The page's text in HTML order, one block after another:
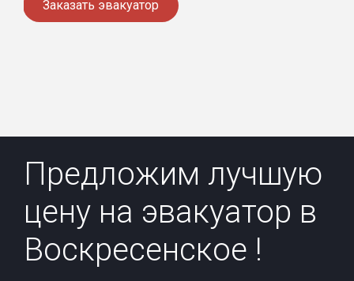
Заказать эвакуатор
Предложим лучшую
цену на эвакуатор в
Воскресенское !